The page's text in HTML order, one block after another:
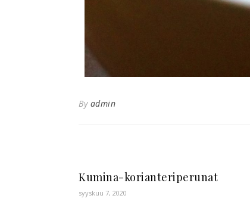
By admin
Kumina-korianteriperunat
syyskuu 7, 2020